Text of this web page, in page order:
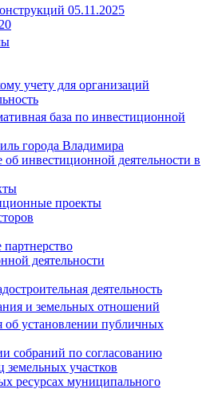
05.11.2025
учету для организаций
база по инвестиционной
города Владимира
инвестиционной деятельности в
проекты
деятельности
деятельность
и земельных отношений
установлении публичных
собраний по согласованию
земельных участков
ресурсах муниципального